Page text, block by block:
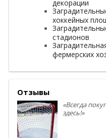
декорации
хоккейных
стадионов
фермерских
Отзывы
«Всегда
здесь!»